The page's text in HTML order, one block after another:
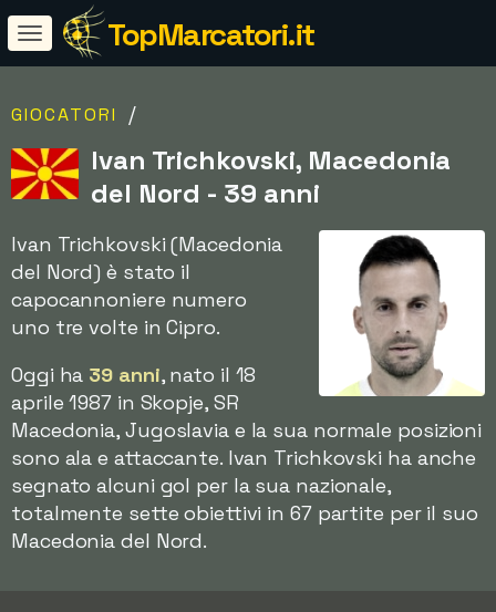
TopMarcatori.it
GIOCATORI /
Ivan Trichkovski, Macedonia
del Nord - 39 anni
Ivan Trichkovski (Macedonia
del Nord) è stato il
capocannoniere numero
uno tre volte in Cipro.
Oggi ha 39 anni, nato il 18
aprile 1987 in Skopje, SR
Macedonia, Jugoslavia e la sua normale posizioni
sono ala e attaccante. Ivan Trichkovski ha anche
segnato alcuni gol per la sua nazionale,
totalmente sette obiettivi in 67 partite per il suo
Macedonia del Nord.